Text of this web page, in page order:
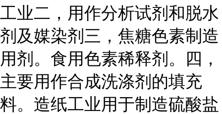
工业二，用作分析试剂和脱水
剂及媒染剂三，焦糖色素制造
用剂。食用色素稀释剂。四，
主要用作合成洗涤剂的填充
料。造纸工业用于制造硫酸盐